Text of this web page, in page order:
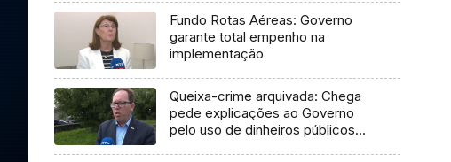
Fundo Rotas Aéreas: Governo
garante total empenho na
implementação
Queixa-crime arquivada: Chega
pede explicações ao Governo
pelo uso de dinheiros públicos